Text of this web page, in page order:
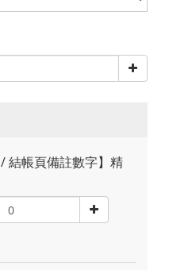
結帳頁備註數字】精